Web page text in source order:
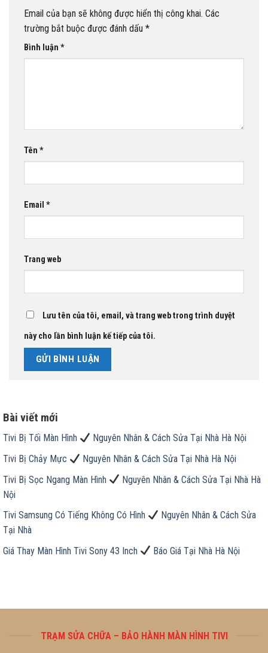
Email của bạn sẽ không được hiển thị công khai. Các
trường bắt buộc được đánh dấu *
Bình luận *
Tên *
Email *
Trang web
Lưu tên của tôi, email, và trang web trong trình duyệt
này cho lần bình luận kế tiếp của tôi.
Bài viết mới
Tivi Bị Tối Màn Hình
Nguyên Nhân & Cách Sửa Tại Nhà Hà Nội
Tivi Bị Chảy Mực
Nguyên Nhân & Cách Sửa Tại Nhà Hà Nội
Tivi Bị Sọc Ngang Màn Hình
Nguyên Nhân & Cách Sửa Tại Nhà Hà
Nội
Tivi Samsung Có Tiếng Không Có Hình
Nguyên Nhân & Cách Sửa
Tại Nhà
Giá Thay Màn Hình Tivi Sony 43 Inch
Báo Giá Tại Nhà Hà Nội
TRẠM SỬA CHỮA – BẢO HÀNH MÀN HÌNH TIVI